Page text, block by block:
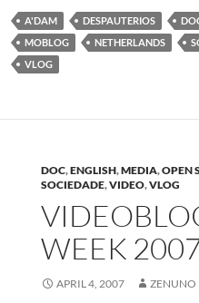
A'DAM DESPAUTERIOS
MOBLOG
NETHERLANDS
VLOG
DOC,ENGLISH,MEDIA,OPEN
SOCIEDADE,VIDEO,VLOG
WEEK
APRIL 4, 2007 ZENUNO